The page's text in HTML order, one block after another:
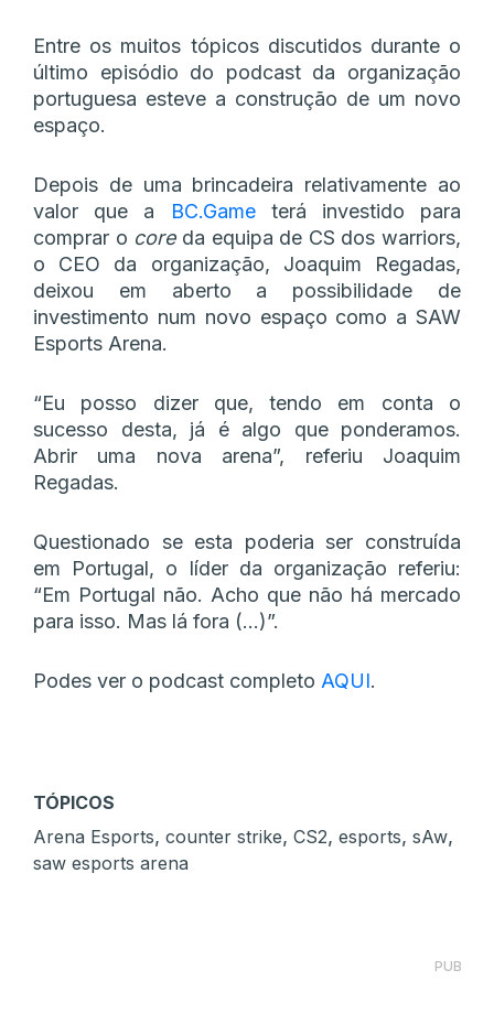
Entre os muitos tópicos discutidos durante o
último episódio do podcast da organização
portuguesa esteve a construção de um novo
espaço.
Depois de uma brincadeira relativamente ao
valor que a
BC.Gameterá investido para
comprar o coreda equipa de CS dos warriors,
o CEO da organização, Joaquim Regadas,
deixou em aberto a possibilidade de
investimento num novo espaço como a SAW
Esports Arena.
“Eu posso dizer que, tendo em conta o
sucesso desta, já é algo que ponderamos.
Abrir uma nova arena”, referiu Joaquim
Regadas.
Questionado se esta poderia ser construída
em Portugal, o líder da organização referiu:
“Em Portugal não. Acho que não há mercado
para isso. Mas lá fora (…)”.
Podes ver o podcast completo AQUI.
TÓPICOS
Arena Esports, counter strike, CS2, esports, sAw,
saw esports arena
PUB